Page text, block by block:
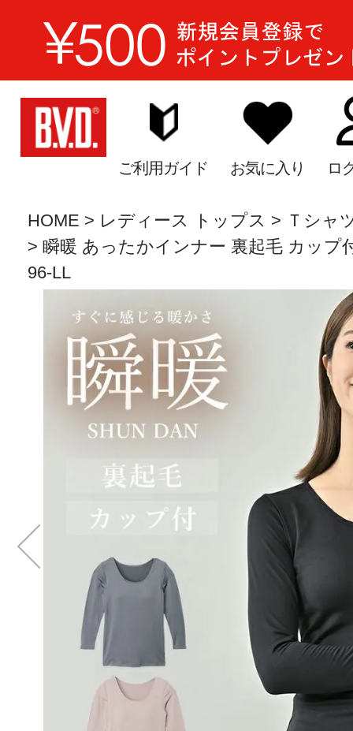
ご利用ガイド お気に入り ロ
HOME レディース トップス
Ｔシャ
瞬暖 あったかインナー 裏起毛 カップ
96-LL